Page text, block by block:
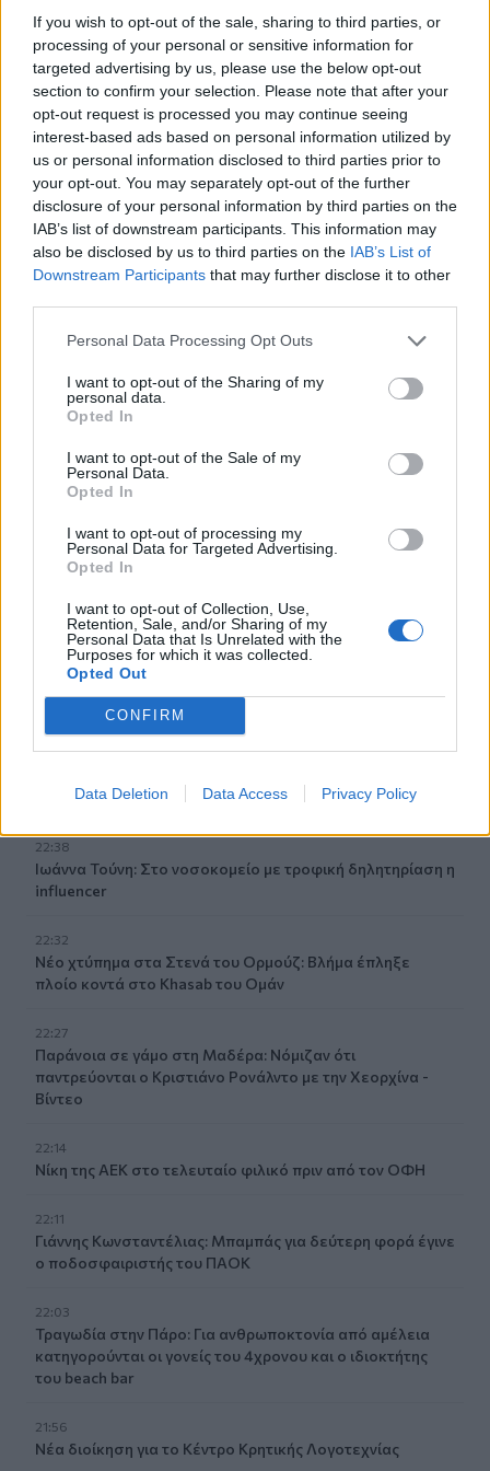
If you wish to opt-out of the sale, sharing to third parties, or
processing of your personal or sensitive information for
targeted advertising by us, please use the below opt-out
section to confirm your selection. Please note that after your
opt-out request is processed you may continue seeing
interest-based ads based on personal information utilized by
us or personal information disclosed to third parties prior to
your opt-out. You may separately opt-out of the further
disclosure of your personal information by third parties on the
IAB’s list of downstream participants. This information may
also be disclosed by us to third parties on the IAB’s List of
Downstream Participants that may further disclose it to other
Personal Data Processing Opt Outs
I want to opt-out of the Sharing of my
personal data.
Opted In
I want to opt-out of the Sale of my
Personal Data.
Opted In
I want to opt-out of processing my
Personal Data for Targeted Advertising.
Opted In
I want to opt-out of Collection, Use,
Retention, Sale, and/or Sharing of my
Personal Data that Is Unrelated with the
Purposes for which it was collected.
Opted Out
CONFIRM
Data Deletion Data Access Privacy Policy
Χειμερινοί Ολυμπιακοί Αγώνες:
Ντοπέ το κορίτσι θαύμα που έγραψε
ιστορία
Σελιδοποίηση
Προηγούμενη σελίδα
Current page
1 Next page
Ιταλία-Ισπανία: Κλιμακώνεται η σύγκρουση για τη
Συνθήκη Σένγκεν
23:09
Σοβαρό τροχαίο στο Λαγονήσι: Αυτοκίνητο
συγκρούστηκε με μηχανή αστυνομικών της ΔΙΑΣ - Δείτε
22:59
οφείλεται στην παρουσία Τούρκων στρατιωτών»
22:53
Διακινούσαν ναρκωτικά στην Πανεπιστημιούπολη του
Ζωγράφου
22:45
Λιθίνες
22:38
Ιωάννα Τούνη: Στο νοσοκομείο με τροφική δηλητηρίαση η
influencer
22:32
Νέο χτύπημα στα Στενά του Ορμούζ: Βλήμα έπληξε
πλοίο κοντά στο Khasab του Ομάν
22:27
Παράνοια σε γάμο στη Μαδέρα: Νόμιζαν ότι
παντρεύονται ο Κριστιάνο Ρονάλντο με την Χεορχίνα -
Βίντεο
22:14
Nίκη της ΑΕΚ στο τελευταίο φιλικό πριν από τον ΟΦΗ
22:11
Γιάννης Κωνσταντέλιας: Μπαμπάς για δεύτερη φορά έγινε
ο ποδοσφαιριστής του ΠΑΟΚ
22:03
Τραγωδία στην Πάρο: Για ανθρωποκτονία από αμέλεια
κατηγορούνται οι γονείς του 4χρονου και ο ιδιοκτήτης
του beach bar
21:56
Νέα διοίκηση για το Κέντρο Κρητικής Λογοτεχνίας